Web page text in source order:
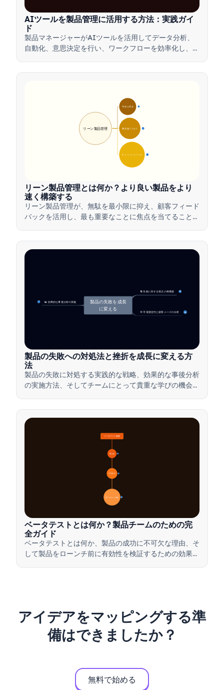
AIツールを製品管理に活用する方法：実践ガイ
ド
製品マネージャーがAIツールを活用してデータ分析、
自動化、意思決定を行い、ワークフローを効率化し、製
🎯 核心理念 9
🛠️ 実施プロセス 12
💡 メリットとツール
リーン製品管理
リーン製品管理とは何か？より良い製品をより
速く構築する
リーン製品管理が、無駄を最小限に抑え、顧客フィード
バックを活用し、最も重要なことに焦点を当てること
🔄 失敗に対する視点の再構築 4
📊 効果的な事後分析の実施
7
🎯 市場適合性と顧客ニーズの分析 14
製品の失敗を成長
に変える
製品の失敗への対処法と挫折を成長に変える方
法
製品の失敗に対処する実践的な戦略、効果的な事後分析
の実施方法、そしてチームにとって貴重な学びの機会に
🔍 定義 4
🎯 重要性 7
📋 プロセスと種類
ベータテスト概要
ベータテストとは何か？製品チームのための完
全ガイド
ベータテストとは何か、製品の成功に不可欠な理由、そ
して製品をローンチ前に有効性を検証するための効果的
アイデアをマッピングする準
備はできましたか？
無料で始める